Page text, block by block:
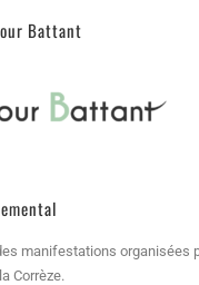
Battant
manifestations organisées
Corrèze.